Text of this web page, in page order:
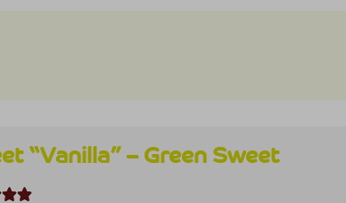
“Vanilla” – Green Sweet
